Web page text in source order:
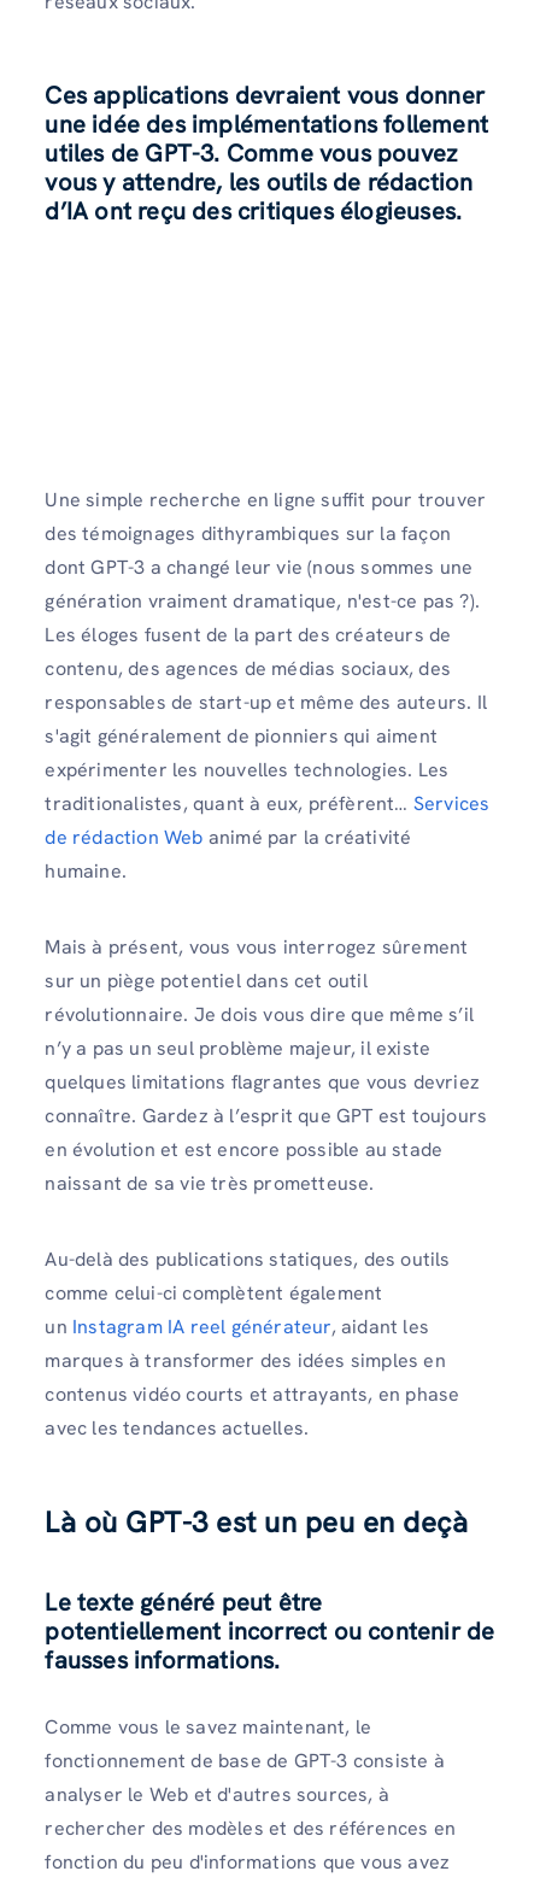
Ces applications devraient vous donner
une idée des implémentations follement
utiles de GPT-3. Comme vous pouvez
vous y attendre, les outils de rédaction
d’IA ont reçu des critiques élogieuses.
Une simple recherche en ligne suffit pour trouver
des témoignages dithyrambiques sur la façon
dont GPT-3 a changé leur vie (nous sommes une
génération vraiment dramatique, n'est-ce pas ?).
Les éloges fusent de la part des créateurs de
contenu, des agences de médias sociaux, des
responsables de start-up et même des auteurs. Il
s'agit généralement de pionniers qui aiment
expérimenter les nouvelles technologies. Les
traditionalistes, quant à eux, préfèrent… Services
de rédaction Web animé par la créativité
humaine.
Mais à présent, vous vous interrogez sûrement
sur un piège potentiel dans cet outil
révolutionnaire. Je dois vous dire que même s’il
n’y a pas un seul problème majeur, il existe
quelques limitations flagrantes que vous devriez
connaître. Gardez à l’esprit que GPT est toujours
en évolution et est encore possible au stade
naissant de sa vie très prometteuse.
Au-delà des publications statiques, des outils
comme celui-ci complètent également
un Instagram IA reel générateur, aidant les
marques à transformer des idées simples en
contenus vidéo courts et attrayants, en phase
avec les tendances actuelles.
Là où GPT-3 est un peu en deçà
Le texte généré peut être
potentiellement incorrect ou contenir de
fausses informations.
Comme vous le savez maintenant, le
fonctionnement de base de GPT-3 consiste à
analyser le Web et d'autres sources, à
rechercher des modèles et des références en
fonction du peu d'informations que vous avez